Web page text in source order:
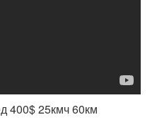
400$ 25кмч 60км